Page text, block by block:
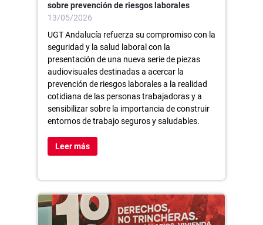
sobre prevención de riesgos laborales
13/05/2026
UGT Andalucía refuerza su compromiso con la
seguridad y la salud laboral con la
presentación de una nueva serie de piezas
audiovisuales destinadas a acercar la
prevención de riesgos laborales a la realidad
cotidiana de las personas trabajadoras y a
sensibilizar sobre la importancia de construir
entornos de trabajo seguros y saludables.
Leer más